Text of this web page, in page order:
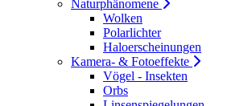
Naturphänomene
Wolken
Polarlichter
Haloerscheinungen
Kamera- & Fotoeffekte
Vögel - Insekten
Orbs